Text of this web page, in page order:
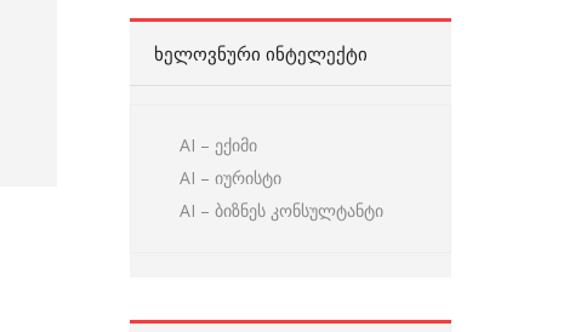
ᲮᲔᲚᲝᲕᲜᲣᲠᲘ ᲘᲜᲢᲔᲚᲔᲥᲢᲘ
AI – ექიმი
AI – იურისტი
AI – ბიზნეს კონსულტანტი